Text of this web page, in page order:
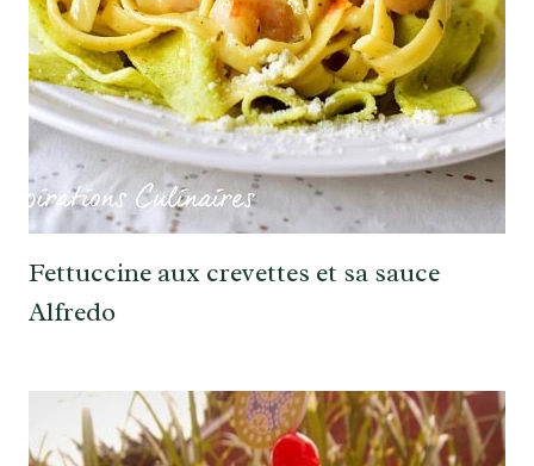
Fettuccine aux crevettes et sa sauce
Alfredo